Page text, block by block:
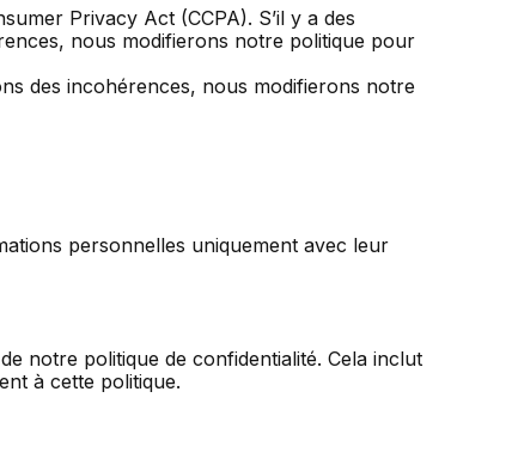
Privacy Act (CCPA). S’il y a des
nous modifierons notre politique pour
des incohérences, nous modifierons notre
personnelles uniquement avec leur
notre politique de confidentialité. Cela inclut
à cette politique.